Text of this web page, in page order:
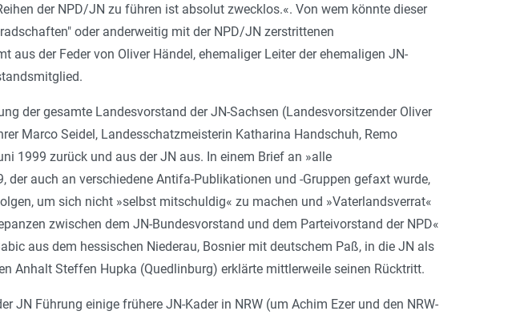
der NPD/JN zu führen ist absolut zwecklos.«. Von wem könnte dieser
oder anderweitig mit der NPD/JN zerstrittenen
aus der Feder von Oliver Händel, ehemaliger Leiter der ehemaligen JN-
der gesamte Landesvorstand der JN-Sachsen (Landesvorsitzender Oliver
Marco Seidel, Landesschatzmeisterin Katharina Handschuh, Remo
1999 zurück und aus der JN aus. In einem Brief an »alle
der auch an verschiedene Antifa-Publikationen und -Gruppen gefaxt wurde,
um sich nicht »selbst mitschuldig« zu machen und »Vaterlandsverrat«
zwischen dem JN-Bundesvorstand und dem Parteivorstand der NPD«
aus dem hessischen Niederau, Bosnier mit deutschem Paß, in die JN als
Anhalt Steffen Hupka (Quedlinburg) erklärte mittlerweile seinen Rücktritt.
JN Führung einige frühere JN-Kader in NRW (um Achim Ezer und den NRW-